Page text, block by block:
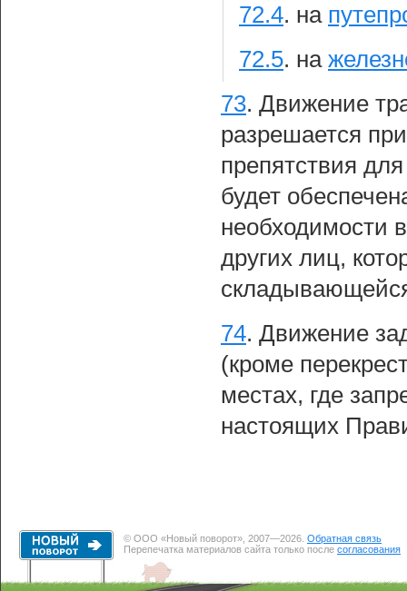
72.4. на
72.5. на
73. Движение
разрешается
препятствия
будет
необходимости
других лиц,
74. Движение
(кроме
местах, где
настоящих
© ООО «Новый поворот», 2007—2026. Обратная связь
Перепечатка материалов сайта только после согласования